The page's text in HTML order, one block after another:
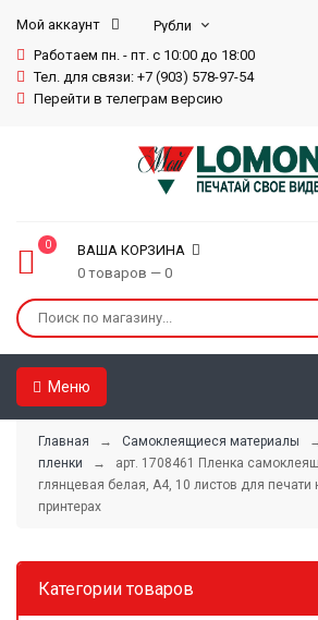
Мой аккаунт
Работаем пн. - пт. с 10:00 до 18:00
Тел. для связи: +7 (903) 578-97-54
Перейти в телеграм версию
0
ВАША КОРЗИНА
0 товаров — 0
Меню
Главная → Самоклеящиеся материалы
пленки
→ арт. 1708461 Пленка
глянцевая белая, А4, 10 листов для печати
принтерах
Категории товаров